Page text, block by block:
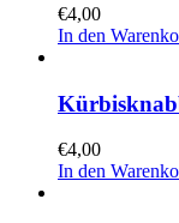
€4,00
In den
€4,00
In den